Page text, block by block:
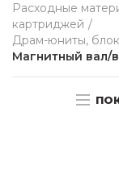
Расходные
картриджей
Драм-юниты,
Магнитный вал/